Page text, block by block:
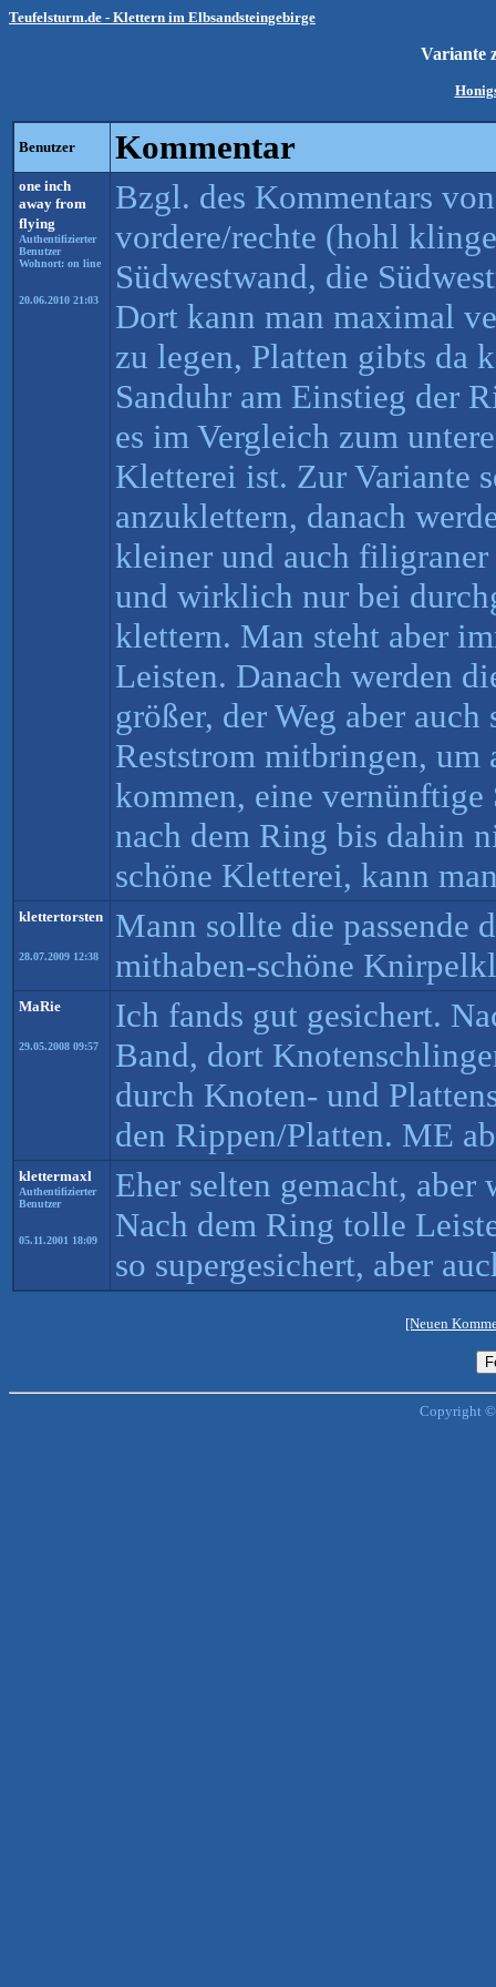
Teufelsturm.de - Klettern im Elbsandsteingebirge
Variante
Benutzer Kommentar
one inch
away from
flying
Authentifizierter
Benutzer
Wohnort: on line
20.06.2010 21:03
Bzgl. des Kommentars
vordere/rechte (hohl
Südwestwand, die
Dort kann man maximal
zu legen, Platten gibts da
Sanduhr am Einstieg der
es im Vergleich zum
Kletterei ist. Zur Variante
anzuklettern, danach
kleiner und auch
und wirklich nur bei
klettern. Man steht aber
Leisten. Danach werden
größer, der Weg aber
Reststrom mitbringen, um
kommen, eine
nach dem Ring bis dahin
schöne Kletterei, kann
klettertorsten
28.07.2009 12:38
Mann sollte die passende
mithaben-schöne
MaRie
29.05.2008 09:57
Ich fands gut gesichert.
Band, dort
durch Knoten- und
den Rippen/Platten. ME
klettermaxl
Authentifizierter
Benutzer
05.11.2001 18:09
Eher selten gemacht,
Nach dem Ring tolle
so supergesichert, aber
[Neuen
Copyright ©